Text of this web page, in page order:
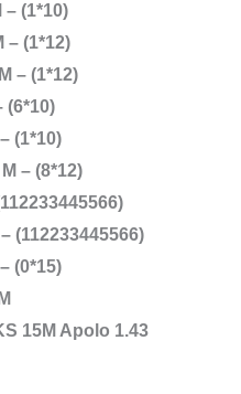
(1*10)
– (1*12)
– (1*12)
(6*10)
(1*10)
– (8*12)
(112233445566)
(0*15)
15M Apolo 1.43